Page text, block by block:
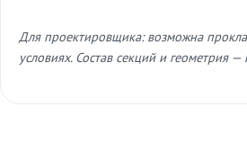
Для проектировщика: возможна
условиях. Состав секций и геометрия